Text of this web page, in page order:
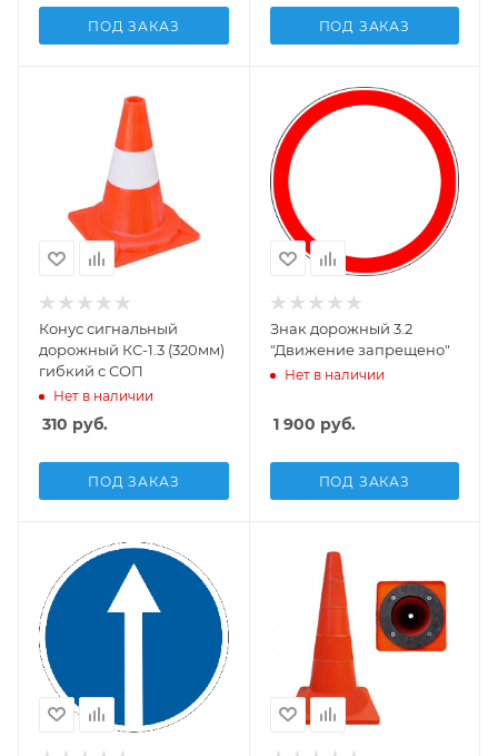
ПОД ЗАКАЗ ПОД ЗАКАЗ
Конус сигнальный
дорожный КС-1.3 (320мм)
гибкий с СОП
Нет в наличии
310 руб.
ПОД ЗАКАЗ
Знак дорожный 3.2
"Движение запрещено"
Нет в наличии
1 900 руб.
ПОД ЗАКАЗ